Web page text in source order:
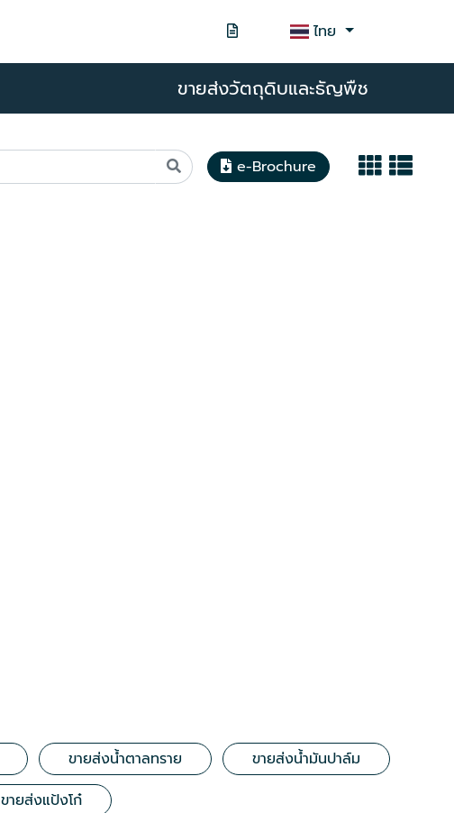
ไทย
ขายส่งวัตถุดิบและธัญพืช
e-Brochure
ขายส่งน้ำตาลทราย
ขายส่งน้ำมันปาล์ม
ขายส่งแป้งโก๋